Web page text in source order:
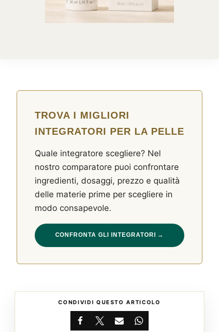
TROVA I MIGLIORI
INTEGRATORI PER LA PELLE
Quale integratore scegliere? Nel
nostro comparatore puoi confrontare
ingredienti, dosaggi, prezzo e qualità
delle materie prime per scegliere in
modo consapevole.
CONFRONTA GLI INTEGRATORI →
CONDIVIDI QUESTO ARTICOLO
Facebook
X EmailWhatsApp